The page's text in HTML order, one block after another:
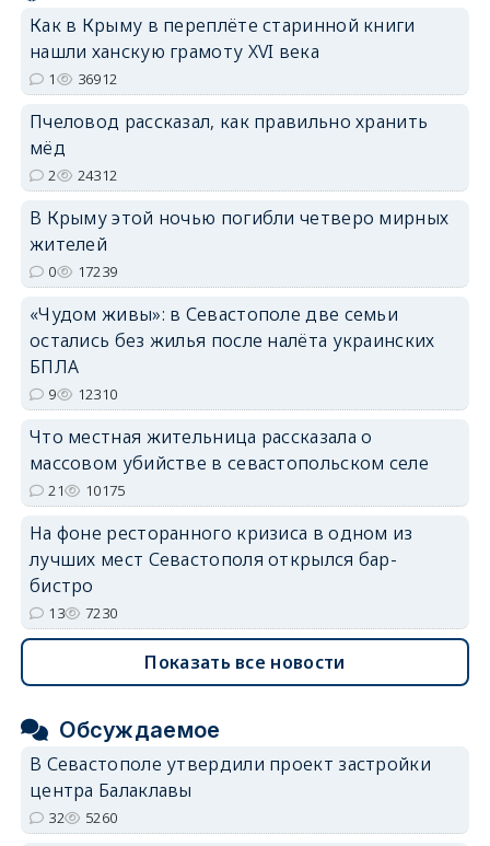
erid: 2SDnjdPjgYS
Как в Крыму в переплёте старинной книги
нашли ханскую грамоту XVI века
1 36912
Пчеловод рассказал, как правильно хранить
мёд
2 24312
В Крыму этой ночью погибли четверо мирных
жителей
0 17239
«Чудом живы»: в Севастополе две семьи
остались без жилья после налёта украинских
БПЛА
9 12310
Что местная жительница рассказала о
массовом убийстве в севастопольском селе
21 10175
На фоне ресторанного кризиса в одном из
лучших мест Севастополя открылся бар-
бистро
13 7230
Показать все новости
Обсуждаемое
В Севастополе утвердили проект застройки
центра Балаклавы
32 5260